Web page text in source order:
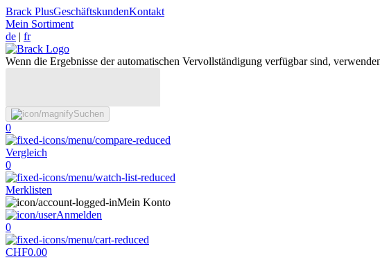
Brack PlusGeschäftskundenKontakt
Mein Sortiment
de | fr
Wenn die Ergebnisse der automatischen Vervollständigung verfügbar sind,
Suchen
0
Vergleich
0
Merklisten
Mein Konto
Anmelden
0
CHF0.00